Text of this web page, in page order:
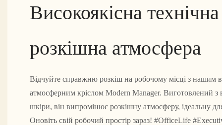
Високоякісна
розкішна атмосфера
Відчуйте справжню розкіш на робочому місці з нашим
атмосферним кріслом Modern Manager. Виготовлений з
шкіри, він випромінює розкішну атмосферу, ідеальну
Оновіть свій робочий простір зараз! #OfficeLife